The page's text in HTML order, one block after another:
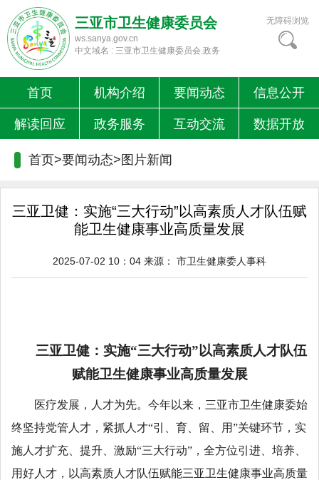
三亚市卫生健康委员会
ws.sanya.gov.cn
中文域名 : 三亚市卫生健康委员会.政务
无障碍浏览
首页 机构介绍 要闻动态 信息公开
解读回应 政务服务 互动交流 数据开放
首页>要闻动态>图片新闻
三亚卫健：实施“三大行动”以高素质人才队伍赋
能卫生健康事业高质量发展
2025-07-02 10：04 来源： 市卫生健康委人事科
三亚卫健：实施“三大行动”以高素质人才队伍
赋能卫生健康事业高质量发展
医疗发展，人才为先。今年以来，三亚市卫生健康委始
终坚持党管人才，紧抓人才“引、育、留、用”关键环节，实
施人才扩充、提升、激励“三大行动”，全方位引进、培养、
用好人才，以高素质人才队伍赋能三亚卫生健康事业高质量